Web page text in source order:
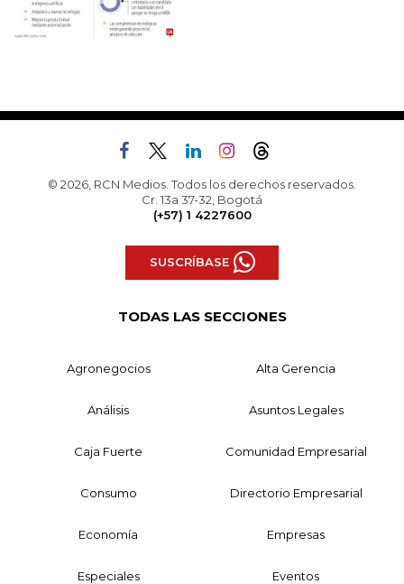
© 2026, RCN Medios. Todos los derechos reservados.
Cr. 13a 37-32, Bogotá
(+57) 1 4227600
SUSCRÍBASE
TODAS LAS SECCIONES
Agronegocios Alta Gerencia
Análisis Asuntos Legales
Caja Fuerte Comunidad Empresarial
Consumo Directorio Empresarial
Economía Empresas
Especiales Eventos